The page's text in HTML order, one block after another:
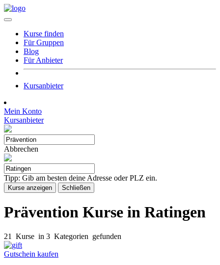
Kurse finden
Für Gruppen
Blog
Für Anbieter
Kursanbieter
Mein Konto
Kursanbieter
Abbrechen
Tipp: Gib am besten deine Adresse oder PLZ ein.
Kurse anzeigen Schließen
Prävention Kurse in Ratingen
21 Kurse in 3 Kategorien gefunden
Gutschein kaufen